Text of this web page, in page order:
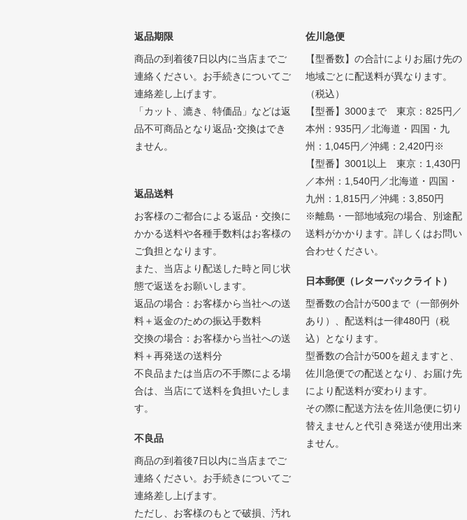
返品期限
商品の到着後7日以内に当店までご
連絡ください。お手続きについてご
連絡差し上げます。
「カット、漉き、特価品」などは返
品不可商品となり返品･交換はでき
ません。
返品送料
お客様のご都合による返品・交換に
かかる送料や各種手数料はお客様の
ご負担となります。
また、当店より配送した時と同じ状
態で返送をお願いします。
返品の場合：お客様から当社への送
料＋返金のための振込手数料
交換の場合：お客様から当社への送
料＋再発送の送料分
不良品または当店の不手際による場
合は、当店にて送料を負担いたしま
す。
不良品
商品の到着後7日以内に当店までご
連絡ください。お手続きについてご
連絡差し上げます。
ただし、お客様のもとで破損、汚れ
佐川急便
【型番数】の合計によりお届け先の
地域ごとに配送料が異なります。
（税込）
【型番】3000まで 東京：825円／
本州：935円／北海道・四国・九
州：1,045円／沖縄：2,420円※
【型番】3001以上 東京：1,430円
／本州：1,540円／北海道・四国・
九州：1,815円／沖縄：3,850円
※離島・一部地域宛の場合、別途配
送料がかかります。詳しくはお問い
合わせください。
日本郵便（レターパックライト）
型番数の合計が500まで（一部例外
あり）、配送料は一律480円（税
込）となります。
型番数の合計が500を超えますと、
佐川急便での配送となり、お届け先
により配送料が変わります。
その際に配送方法を佐川急便に切り
替えませんと代引き発送が使用出来
ません。